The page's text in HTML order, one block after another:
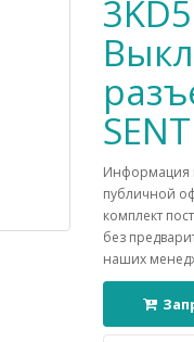
Информация
публичной
комплект
без
наших